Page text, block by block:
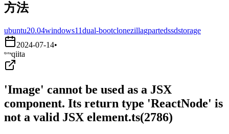
方法
ubuntu20.04windows11dual-bootclonezillagpartedssdstorage
2024-07-14•
qiita
'Image' cannot be used as a JSX
component. Its return type 'ReactNode' is
not a valid JSX element.ts(2786)